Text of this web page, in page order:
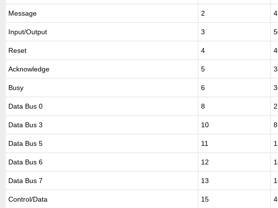
Message 2
Input/Output 3
Reset 4
Acknowledge 5
Busy 6
Data Bus 0 8 2
Data Bus 3 10 8
Data Bus 5 11
Data Bus 6 12
Data Bus 7 13
Control/Data 15